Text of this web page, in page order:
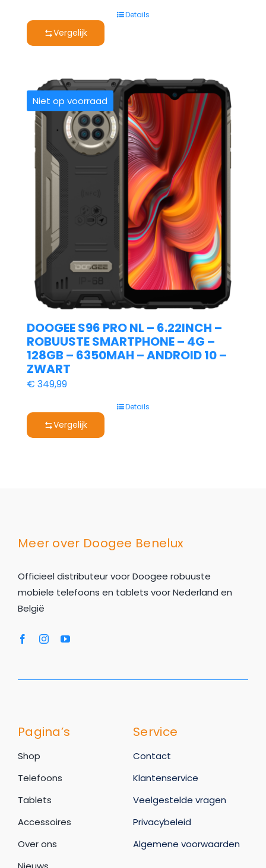
Details
Vergelijk
Niet op voorraad
DOOGEE S96 PRO NL – 6.22INCH –
ROBUUSTE SMARTPHONE – 4G –
128GB – 6350MAH – ANDROID 10 –
ZWART
€ 349,99
Details
Vergelijk
Meer over Doogee Benelux
Officieel distributeur voor Doogee robuuste
mobiele telefoons en tablets voor Nederland en
België
Pagina’s
Shop
Telefoons
Tablets
Accessoires
Over ons
Service
Contact
Klantenservice
Veelgestelde vragen
Privacybeleid
Algemene voorwaarden